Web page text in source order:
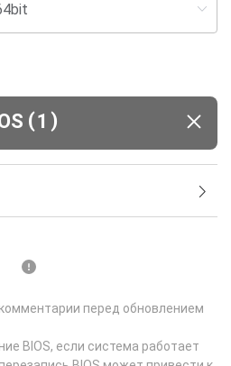
(1 )
перед обновлением
BIOS, если система работает